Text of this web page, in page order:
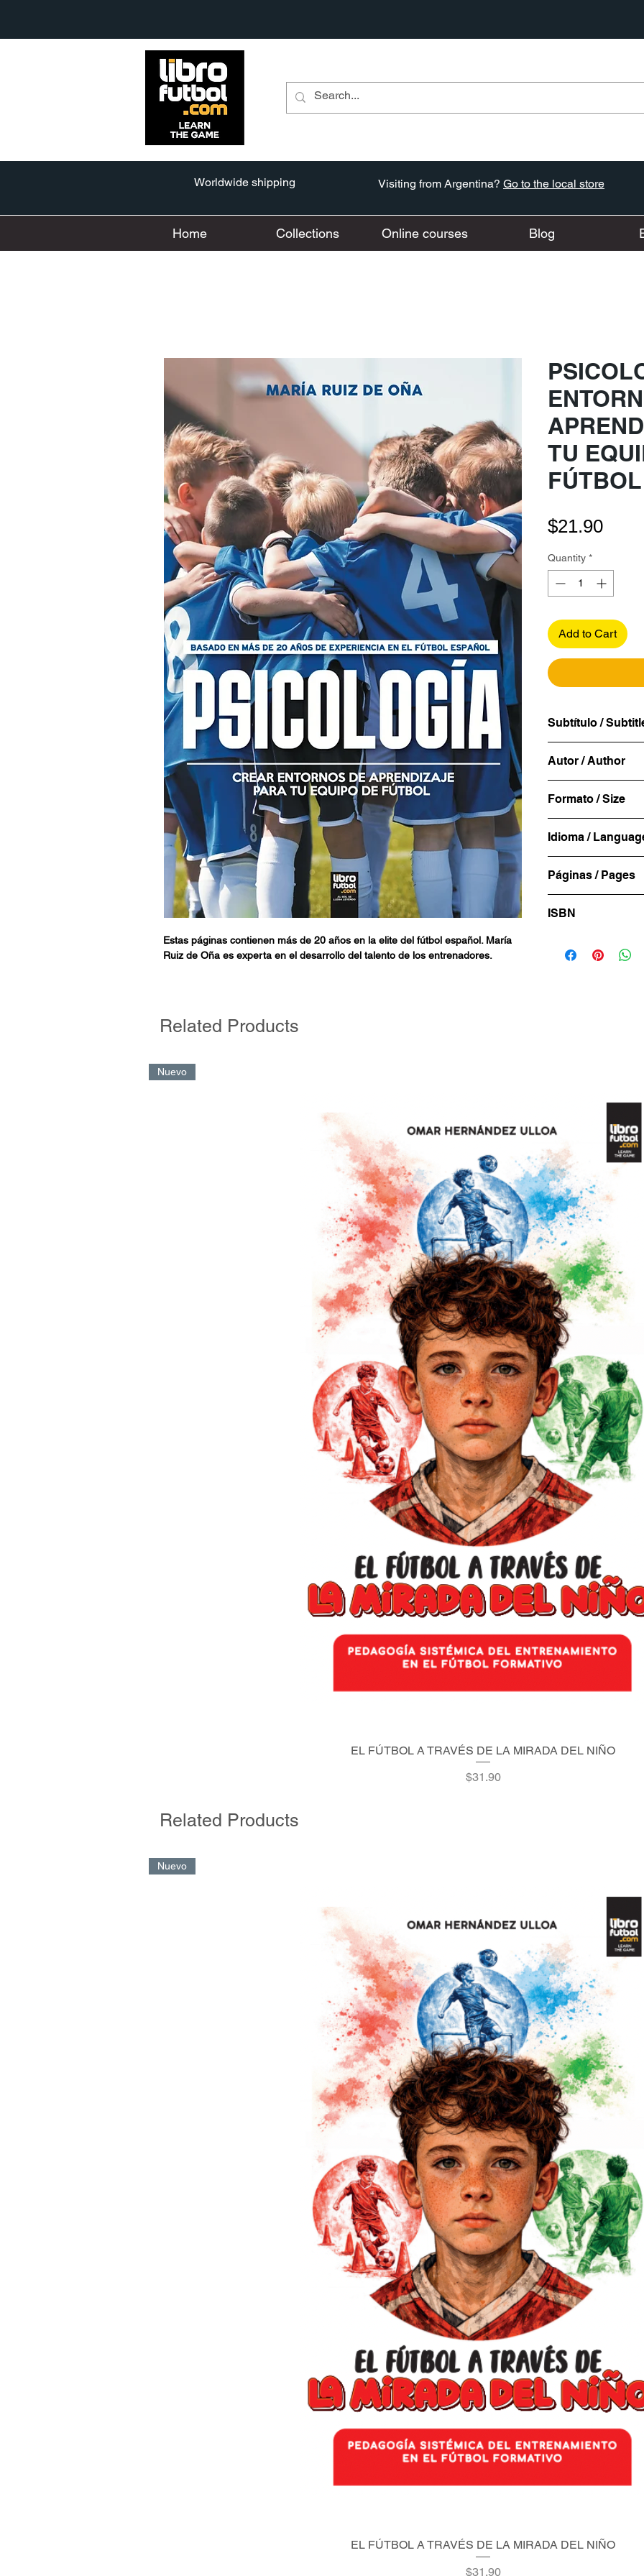
Worldwide shipping Visiting from Argentina? Go to the local store
Home Collections Online courses Blog
Estas páginas contienen más de 20 años en la elite del fútbol español. María
Ruiz de Oña es experta en el desarrollo del talento de los entrenadores.
Un análisis minucioso acerca de las últimas tendencias sobre la psicología en
que sean partícipes de su propio aprendizaje.
profesionales de Lezama, dando valor y competencia a muchos educadores
vocacionales, estudiosos e ilusionados en esta función tan maravillosa, se ha
tornado como uno de los lemas y principios de María Ruiz de Oña”.
Del epílogo de José María Amorrortu (ha sido futbolista, entrenador, Director
Deportivo y Director de Fútbol Base del Athletic Club de Bilbao)
TU
FÚTBOL
$21.90Price
Quantity *
Add to Cart
Subtítulo /
EXPERIENCIA
Autor / Author
Psicología del
Análisis
certificada en
Constelaciones
Equipos.
Cuenta con más
Psicología del
área de
Psicología
Psicología e el
aprendizaje
liderazgo
talentos.
Desde 2017 que
prestigiosa
jugadores
selecciones de
hasta la absoluta.
Formato / Size
Idioma /
Páginas / Pages
ISBN
Related Products
Quick View
Nuevo
EL FÚTBOL A TRAVÉS DE LA MIRADA DEL NIÑO
Price
$31.90
Related Products
Quick View
Nuevo
EL FÚTBOL A TRAVÉS DE LA MIRADA DEL NIÑO
Price
$31.90